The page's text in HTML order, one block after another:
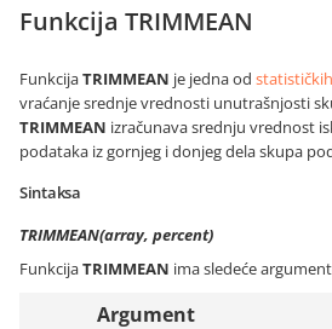
Funkcija TRIMMEAN
FunkcijaTRIMMEAN je jedna od
vraćanje srednje vrednosti unutrašnjosti
TRIMMEAN izračunava srednju vrednost
podataka iz gornjeg i donjeg dela skupa
Sintaksa
TRIMMEAN(array, percent)
FunkcijaTRIMMEAN ima sledeće
Argument